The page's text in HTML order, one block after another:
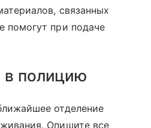
связанных
помогут при подаче
в полицию
отделение
Опишите все